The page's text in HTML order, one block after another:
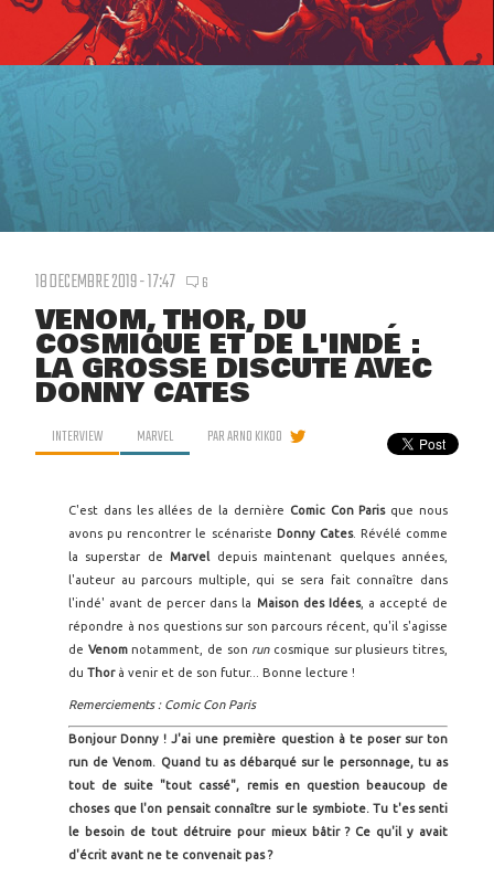
18 DECEMBRE 2019 - 17:47 6
VENOM, THOR, DU
COSMIQUE ET DE L'INDÉ :
LA GROSSE DISCUTE AVEC
DONNY CATES
INTERVIEW MARVEL PARARNO KIKOO
C'est dans les allées de la dernière Comic Con Paris que nous
avons pu rencontrer le scénariste Donny Cates. Révélé comme
la superstar deMarvel
depuis maintenant quelques années,
l'auteur au parcours multiple, qui se sera fait connaître dans
l'indé' avant de percer dans la Maison des Idées, a accepté de
répondre à nos questions sur son parcours récent, qu'il s'agisse
de Venomnotamment, de son run cosmique sur plusieurs titres,
du Thor à venir et de son futur... Bonne lecture !
Remerciements : Comic Con Paris
Bonjour Donny ! J'ai une première question à te poser sur ton
run de Venom. Quand tu as débarqué sur le personnage, tu as
tout de suite "tout cassé", remis en question beaucoup de
choses que l'on pensait connaître sur le symbiote. Tu t'es senti
le besoin de tout détruire pour mieux bâtir ? Ce qu'il y avait
d'écrit avant ne te convenait pas ?